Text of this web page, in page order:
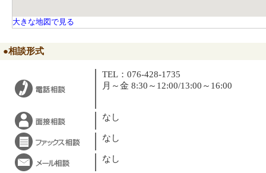
大きな地図で見る
●相談形式
TEL：076-428-1735
月～金 8:30～12:00/13:00～16:00
なし
なし
なし